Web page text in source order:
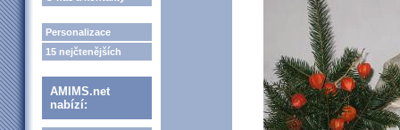
Personalizace
15 nejčtenějších
AMIMS.net
nabízí: